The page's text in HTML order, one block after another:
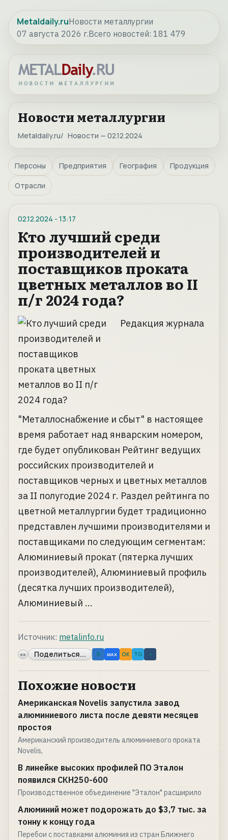
Metaldaily.ruНовости металлургии
07 августа 2026 г.Всего новостей: 181 479
Новости металлургии
Metaldaily.ru Новости — 02.12.2024
Персоны Предприятия География Продукция
Отрасли
02.12.2024 - 13:17
Кто лучший среди
производителей и
поставщиков проката
цветных металлов во II
п/г 2024 года?
Редакция журнала
"Металлоснабжение и сбыт" в настоящее
время работает над январским номером,
где будет опубликован Рейтинг ведущих
российских производителей и
поставщиков черных и цветных металлов
за II полугодие 2024 г. Раздел рейтинга по
цветной металлургии будет традиционно
представлен лучшими производителями и
поставщиками по следующим сегментам:
Алюминиевый прокат (пятерка лучших
производителей), Алюминиевый профиль
(десятка лучших производителей),
Алюминиевый ...
Источник: metalinfo.ru
«» Поделиться... B MAX OK TG ↗
Похожие новости
Американская Novelis запустила завод
алюминиевого листа после девяти месяцев
простоя
Американский производитель алюминиевого проката
Novelis,
В линейке высоких профилей ПО Эталон
появился СКН250-600
Производственное объединение "Эталон" расширило
Алюминий может подорожать до $3,7 тыс. за
тонну к концу года
Перебои с поставками алюминия из стран Ближнего